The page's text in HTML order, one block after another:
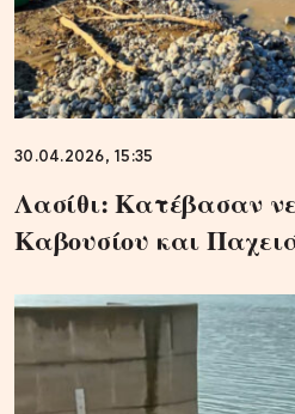
30.04.2026, 15:35
Λασίθι: Κατέβασαν
Καβουσίου και